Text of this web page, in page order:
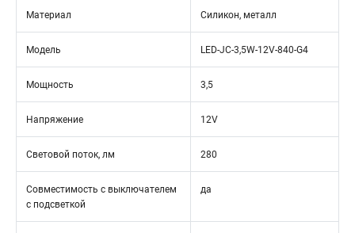
Материал Силикон, металл
Модель LED-JC-3,5W-12V-840-G4
Мощность 3,5
Напряжение 12V
Световой поток, лм 280
Совместимость с выключателем
с подсветкой
да